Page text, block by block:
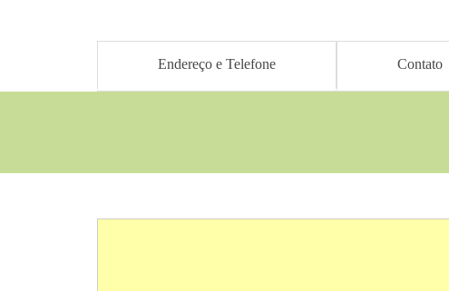
Endereço e Telefone Contato